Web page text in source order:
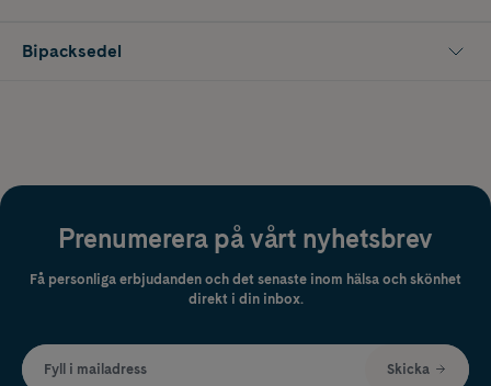
Bipacksedel
Prenumerera på vårt nyhetsbrev
Få personliga erbjudanden och det senaste inom hälsa och skönhet
direkt i din inbox.
Fyll i mailadress Skicka